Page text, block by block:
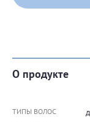
О продукте
ТИПЫ ВОЛОС